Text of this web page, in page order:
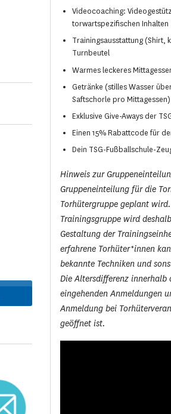
Videocoaching:
torwartspezifischen Inhalten
Trainingsausstattung (Shirt,
Turnbeutel
Warmes leckeres
Getränke (stilles Wasser
Saftschorle pro Mittagessen)
Exklusive Give-Aways der
Einen 15% Rabattcode für
Dein TSG-Fußballschule-
Hinweis zur
Gruppeneinteilung für die
Torhütergruppe geplant
Trainingsgruppe wird
Gestaltung der
erfahrene Torhüter*innen
bekannte Techniken und
Die Altersdifferenz innerhalb
eingehenden Anmeldungen
Anmeldung bei
geöffnet ist.